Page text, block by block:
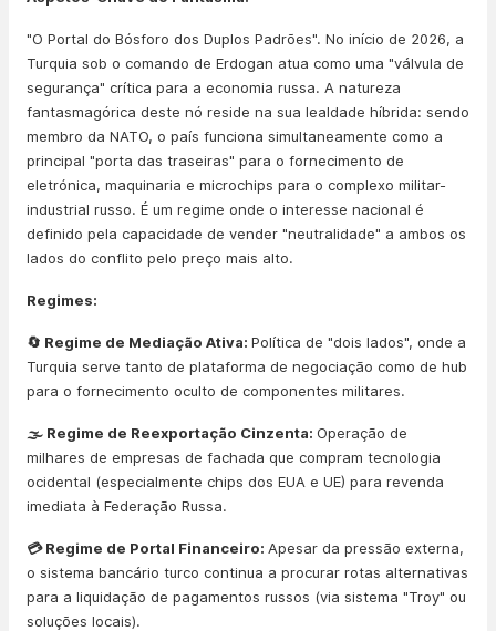
"O Portal do Bósforo dos Duplos Padrões". No início de 2026, a
Turquia sob o comando de Erdogan atua como uma "válvula de
segurança" crítica para a economia russa. A natureza
fantasmagórica deste nó reside na sua lealdade híbrida: sendo
membro da NATO, o país funciona simultaneamente como a
principal "porta das traseiras" para o fornecimento de
eletrónica, maquinaria e microchips para o complexo militar-
industrial russo. É um regime onde o interesse nacional é
definido pela capacidade de vender "neutralidade" a ambos os
lados do conflito pelo preço mais alto.
Regimes:
🔄 Regime de Mediação Ativa: Política de "dois lados", onde a
Turquia serve tanto de plataforma de negociação como de hub
para o fornecimento oculto de componentes militares.
🌫️ Regime de Reexportação Cinzenta: Operação de
milhares de empresas de fachada que compram tecnologia
ocidental (especialmente chips dos EUA e UE) para revenda
imediata à Federação Russa.
💳 Regime de Portal Financeiro: Apesar da pressão externa,
o sistema bancário turco continua a procurar rotas alternativas
para a liquidação de pagamentos russos (via sistema "Troy" ou
soluções locais).